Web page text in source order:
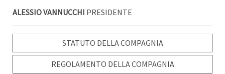
ALESSIO VANNUCCHI PRESIDENTE
STATUTO DELLA COMPAGNIA
REGOLAMENTO DELLA COMPAGNIA